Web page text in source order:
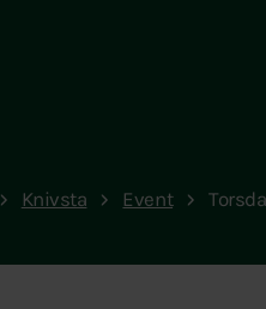
Knivsta Event